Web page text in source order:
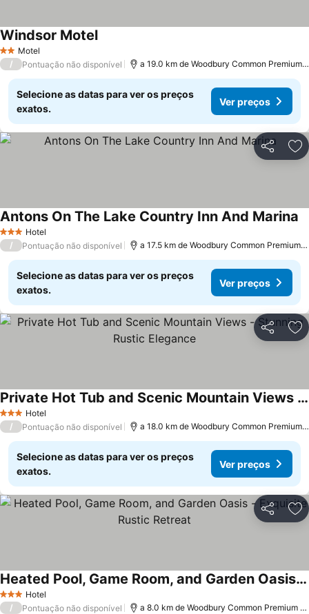
2 Estrelas
Motel
Windsor Motel
/ Pontuação não disponível a 19.0 km de Woodbury Common Premium Outlets
Selecione as datas para ver os preços
exatos.
Ver preços
Partilhar
3 EstrelasHotel
Antons On The Lake Country Inn And Marina
/ Pontuação não disponível a 17.5 km de Woodbury Common Premium Outlets
Selecione as datas para ver os preços
exatos.
Ver preços
Partilhar
3 EstrelasHotel
Private Hot Tub and Scenic Mountain Views - Stunning Rustic Elegance
/ Pontuação não disponível a 18.0 km de Woodbury Common Premium Outlets
Selecione as datas para ver os preços
exatos.
Ver preços
Partilhar
3 EstrelasHotel
Heated Pool, Game Room, and Garden Oasis - Exquisite Rustic Retreat
/ Pontuação não disponível a 8.0 km de Woodbury Common Premium Outlets